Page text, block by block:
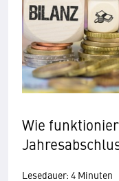
Wie
Lesedauer: 4 Minuten